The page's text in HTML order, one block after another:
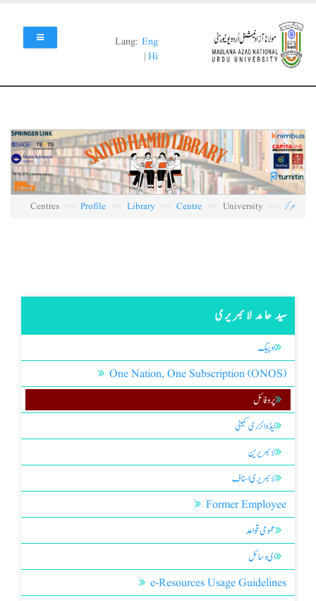
main
content
Lang: Eng
| Hi
مرکز Centre
Library
Profile
سید حامد لائبریری
اوپیک
One Nation, One Subscription (ONOS)
پروفائل
ایڈوائزری کمیٹی
لائبریرین
لائبریری اسٹاف
Former Employee
عمومی قواعد
ای وسائل
e-Resources Usage Guidelines